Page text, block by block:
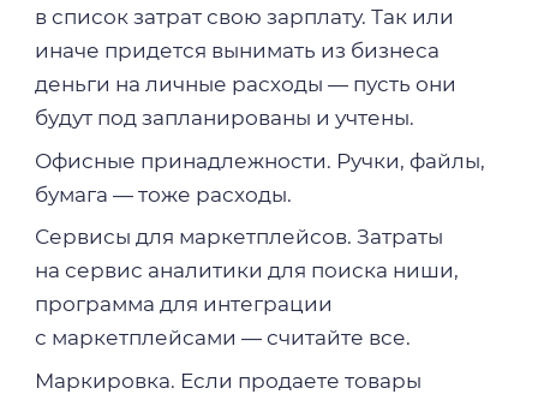
в список затрат свою зарплату. Так или
иначе придется вынимать из бизнеса
деньги на личные расходы — пусть они
будут под запланированы и учтены.
Офисные принадлежности. Ручки, файлы,
бумага — тоже расходы.
Сервисы для маркетплейсов. Затраты
на сервис аналитики для поиска ниши,
программа для интеграции
с маркетплейсами — считайте все.
Маркировка. Если продаете товары